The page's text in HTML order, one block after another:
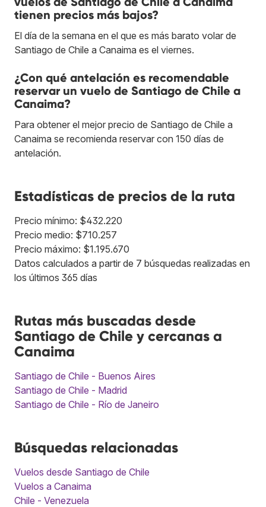
tienen precios más bajos?
El día de la semana en el que es más barato volar de
Santiago de Chile a Canaima es el viernes.
¿Con qué antelación es recomendable
reservar un vuelo de Santiago de Chile a
Canaima?
Para obtener el mejor precio de Santiago de Chile a
Canaima se recomienda reservar con 150 días de
antelación.
Estadísticas de precios de la ruta
Precio mínimo: $432.220
Precio medio: $710.257
Precio máximo: $1.195.670
Datos calculados a partir de 7 búsquedas realizadas en
los últimos 365 días
Rutas más buscadas desde
Santiago de Chile y cercanas a
Canaima
Santiago de Chile - Buenos Aires
Santiago de Chile - Madrid
Santiago de Chile - Río de Janeiro
Búsquedas relacionadas
Vuelos desde Santiago de Chile
Vuelos a Canaima
Chile - Venezuela